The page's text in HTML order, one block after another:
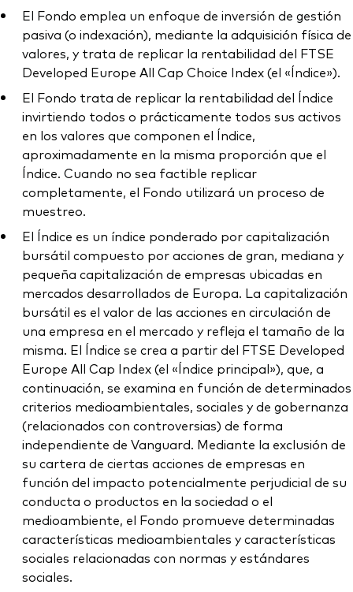
El Fondo emplea un enfoque de inversión de gestión
pasiva (o indexación), mediante la adquisición física de
valores, y trata de replicar la rentabilidad del FTSE
Developed Europe All Cap Choice Index (el «Índice»).
El Fondo trata de replicar la rentabilidad del Índice
invirtiendo todos o prácticamente todos sus activos
en los valores que componen el Índice,
aproximadamente en la misma proporción que el
Índice. Cuando no sea factible replicar
completamente, el Fondo utilizará un proceso de
muestreo.
El Índice es un índice ponderado por capitalización
bursátil compuesto por acciones de gran, mediana y
pequeña capitalización de empresas ubicadas en
mercados desarrollados de Europa. La capitalización
bursátil es el valor de las acciones en circulación de
una empresa en el mercado y refleja el tamaño de la
misma. El Índice se crea a partir del FTSE Developed
Europe All Cap Index (el «Índice principal»), que, a
continuación, se examina en función de determinados
criterios medioambientales, sociales y de gobernanza
(relacionados con controversias) de forma
independiente de Vanguard. Mediante la exclusión de
su cartera de ciertas acciones de empresas en
función del impacto potencialmente perjudicial de su
conducta o productos en la sociedad o el
medioambiente, el Fondo promueve determinadas
características medioambientales y características
sociales relacionadas con normas y estándares
sociales.